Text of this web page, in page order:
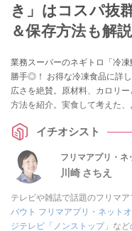
き」はコスパ抜
＆保存方法も解説
業務スーパーのネギトロ「冷
勝手◎！ お得な冷凍食品に詳
広さを絶賛。原材料、カロリ
方法を紹介。実食して考えた
イチオシスト
フリマアプリ・ネ
川崎 さちえ
テレビや雑誌で話題のフリマ
バウト フリマアプリ・ネット
ジテレビ「ノンストップ」 など